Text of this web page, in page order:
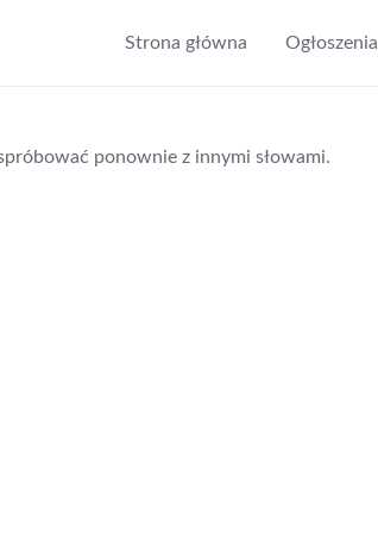
Strona główna Ogłoszenia
ponownie z innymi słowami.